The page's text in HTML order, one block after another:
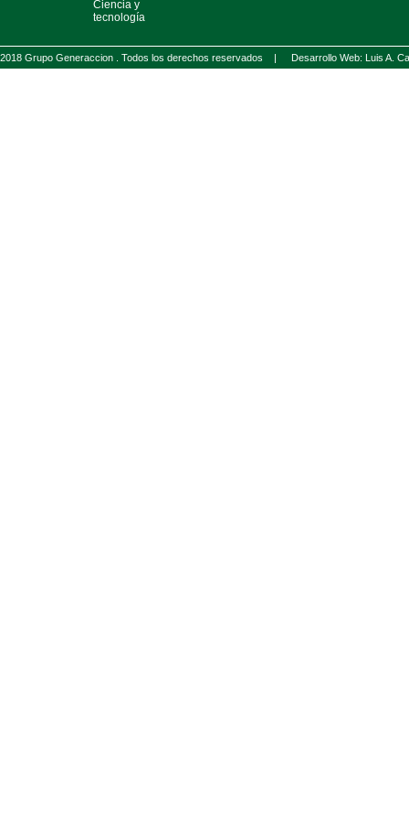
Ciencia y
tecnología
2018 Grupo Generaccion . Todos los derechos reservados | Desarrollo Web: Luis